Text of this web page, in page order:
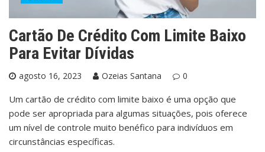
Cartão De Crédito Com Limite Baixo
Para Evitar Dívidas
agosto 16, 2023 Ozeias Santana 0
Um cartão de crédito com limite baixo é uma opção que
pode ser apropriada para algumas situações, pois oferece
um nível de controle muito benéfico para indivíduos em
circunstâncias específicas.